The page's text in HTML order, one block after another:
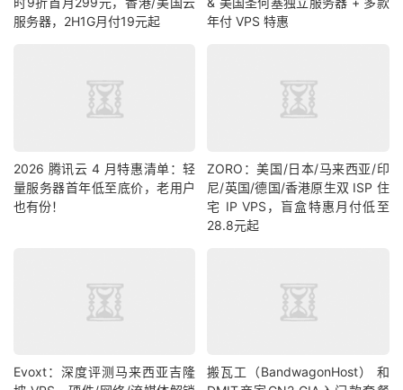
服务器，2H1G月付19元起
年付 VPS 特惠
2026 腾讯云 4 月特惠清单：轻
量服务器首年低至底价，老用户
也有份！
ZORO：美国/日本/马来西亚/印
尼/英国/德国/香港原生双 ISP 住
宅 IP VPS，盲盒特惠月付低至
28.8元起
Evoxt：深度评测马来西亚吉隆
搬瓦工（BandwagonHost） 和